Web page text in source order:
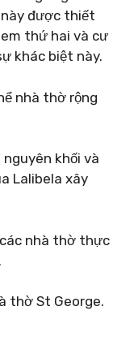
được thiết
thứ hai và cư
khác biệt này.
nhà thờ rộng
khối và
Lalibela xây
nhà thờ thực
thờ St George.